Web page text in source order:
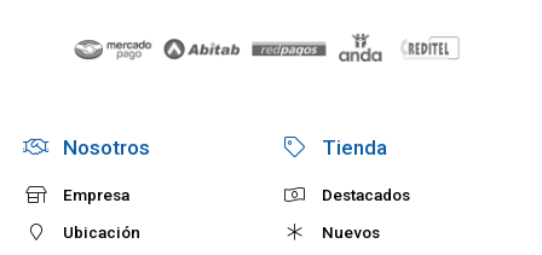
Nosotros
Empresa
Ubicación
Tienda
Destacados
Nuevos